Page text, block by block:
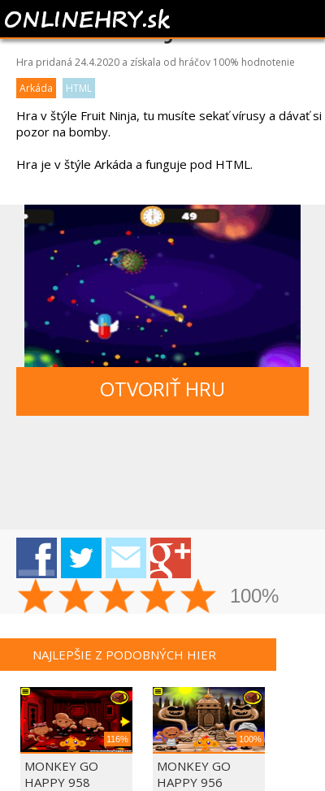
VIRUS NINJA
Hra pridaná 24.4.2020 a získala od hráčov 100% hodnotenie
Arkáda
HTML
Hra v štýle Fruit Ninja, tu musíte sekať vírusy a dávať si
pozor na bomby.
Hra je v štýle Arkáda a funguje pod HTML.
OTVORIŤ HRU
100%
NAJLEPŠIE Z PODOBNÝCH HIER
116%
MONKEY GO
HAPPY 958
100%
MONKEY GO
HAPPY 956